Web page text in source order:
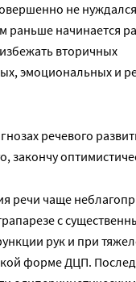
не
раньше начинается
вторичных
эмоциональных и
речевого
закончу
речи чаще
с
рук и при
форме ДЦП.